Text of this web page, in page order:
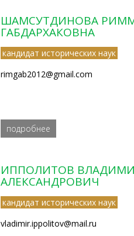
ШАМСУТДИНОВА
ГАБДАРХАКОВНА
кандидат исторических наук
rimgab2012@gmail.com
подробнее
ИППОЛИТОВ
АЛЕКСАНДРОВИЧ
кандидат исторических наук
vladimir.ippolitov@mail.ru